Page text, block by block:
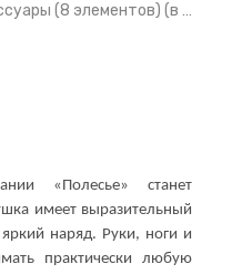
(8 элементов) (в …
«Полесье» станет
имеет выразительный
наряд. Руки, ноги и
практически любую